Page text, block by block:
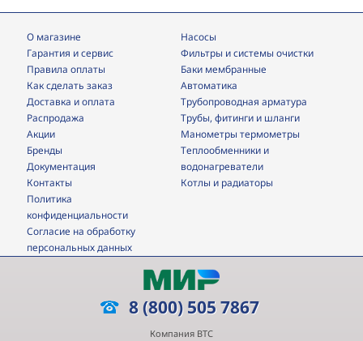
О магазине
Гарантия и сервис
Правила оплаты
Как сделать заказ
Доставка и оплата
Распродажа
Акции
Бренды
Документация
Контакты
Насосы
фильтры и системы очистки
Баки мембранные
Автоматика
трубопроводная арматура
трубы, фитинги и шланги
манометры термометры
теплообменники и
водонагреватели
Котлы и радиаторы
Политика
конфиденциальности
Согласие на обработку
персональных данных
8 (800) 505 7867
Компания ВТС